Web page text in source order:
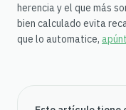
herencia y el que más
bien calculado evita
que lo automatice,